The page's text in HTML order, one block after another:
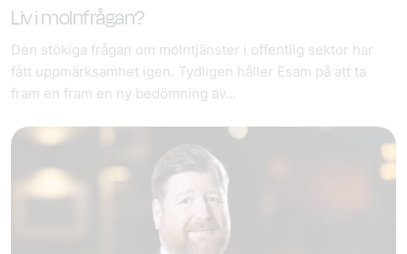
Liv i molnfrågan?
Den stökiga frågan om molntjänster i offentlig sektor har
fått uppmärksamhet igen. Tydligen håller Esam på att ta
fram en fram en ny bedömning av...